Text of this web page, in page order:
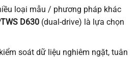
loại mẫu / phương pháp khác
D630(dual-drive) là lựa chọn
soát dữ liệu nghiêm ngặt, tuân